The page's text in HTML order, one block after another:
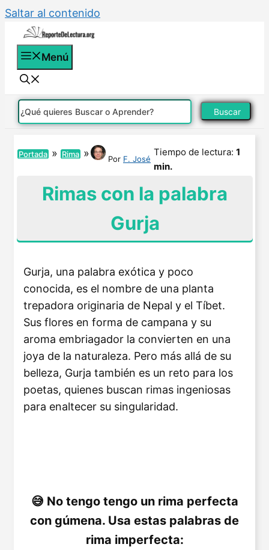
Saltar al contenido
Menú
Buscar
Portada » Rima » Por F. José
Tiempo de lectura: 1
min.
Rimas con la palabra
Gurja
Gurja, una palabra exótica y poco
conocida, es el nombre de una planta
trepadora originaria de Nepal y el Tíbet.
Sus flores en forma de campana y su
aroma embriagador la convierten en una
joya de la naturaleza. Pero más allá de su
belleza, Gurja también es un reto para los
poetas, quienes buscan rimas ingeniosas
para enaltecer su singularidad.
No tengo tengo un rima perfecta
con gúmena. Usa estas palabras de
rima imperfecta: